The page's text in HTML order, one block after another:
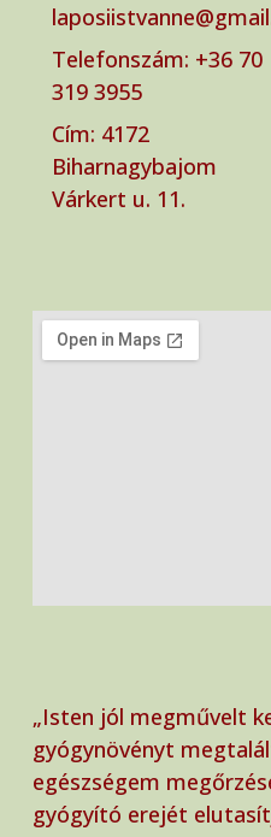
„Isten jól megművelt
gyógynövényt
egészségem
gyógyító erejét
Telefonszám: ‭+36 70
319 3955‬
Cím: ‭4172
Biharnagybajom
Várkert u. 11.